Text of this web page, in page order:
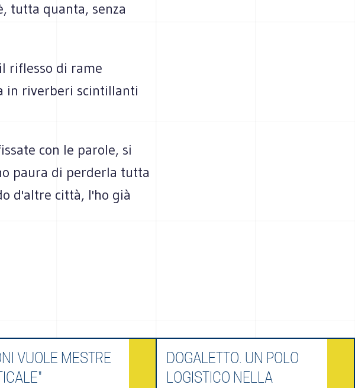
tutta quanta, senza
riflesso di rame
in ri­verberi scintillanti
con le parole, si
paura di perderla tutta
d'altre città, l'ho già
VUOLE MESTRE
DOGALETTO. UN POLO
LOGISTICO NELLA